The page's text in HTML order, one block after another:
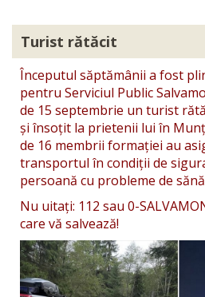
Turist rătăcit
Începutul săptămânii a fost
pentru Serviciul Public
de 15 septembrie un turist
și însoțit la prietenii lui în
de 16 membrii formației au
transportul în condiții de
persoană cu probleme de
Nu uitați: 112 sau 0-
care vă salvează!